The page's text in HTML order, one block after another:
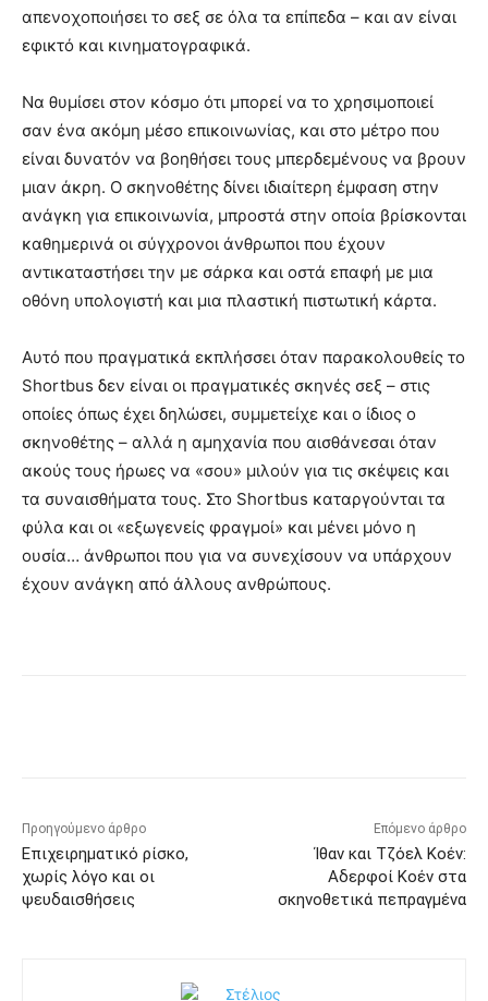
απενοχοποιήσει το σεξ σε όλα τα επίπεδα – και αν είναι
εφικτό και κινηματογραφικά.
Να θυμίσει στον κόσμο ότι μπορεί να το χρησιμοποιεί
σαν ένα ακόμη μέσο επικοινωνίας, και στο μέτρο που
είναι δυνατόν να βοηθήσει τους μπερδεμένους να βρουν
μιαν άκρη. Ο σκηνοθέτης δίνει ιδιαίτερη έμφαση στην
ανάγκη για επικοινωνία, μπροστά στην οποία βρίσκονται
καθημερινά οι σύγχρονοι άνθρωποι που έχουν
αντικαταστήσει την με σάρκα και οστά επαφή με μια
οθόνη υπολογιστή και μια πλαστική πιστωτική κάρτα.
Αυτό που πραγματικά εκπλήσσει όταν παρακολουθείς το
Shortbus δεν είναι οι πραγματικές σκηνές σεξ – στις
οποίες όπως έχει δηλώσει, συμμετείχε και ο ίδιος ο
σκηνοθέτης – αλλά η αμηχανία που αισθάνεσαι όταν
ακούς τους ήρωες να «σου» μιλούν για τις σκέψεις και
τα συναισθήματα τους. Στο Shortbus καταργούνται τα
φύλα και οι «εξωγενείς φραγμοί» και μένει μόνο η
ουσία… άνθρωποι που για να συνεχίσουν να υπάρχουν
έχουν ανάγκη από άλλους ανθρώπους.
Προηγούμενο άρθρο
Επιχειρηματικό ρίσκο,
χωρίς λόγο και οι
ψευδαισθήσεις
Επόμενο άρθρο
Ίθαν και Τζόελ Κοέν:
Αδερφοί Κοέν στα
σκηνοθετικά πεπραγμένα